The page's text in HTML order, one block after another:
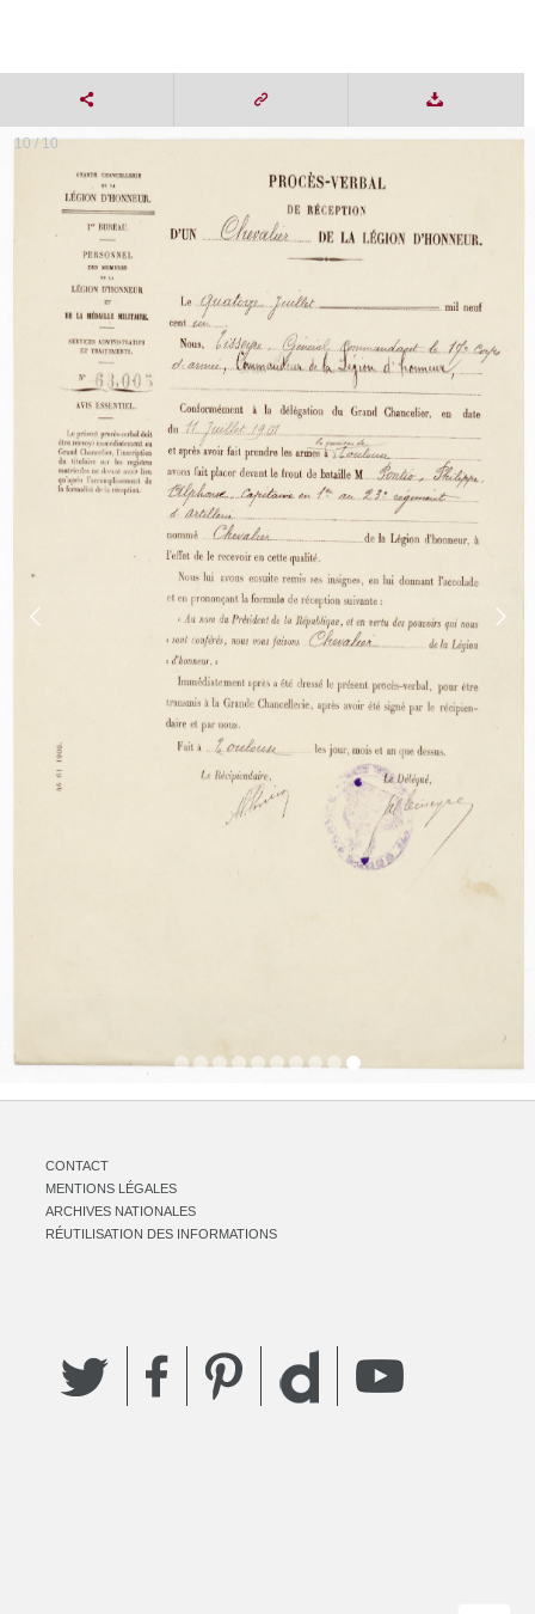
10 / 10
CONTACT
MENTIONS LÉGALES
ARCHIVES NATIONALES
RÉUTILISATION DES INFORMATIONS